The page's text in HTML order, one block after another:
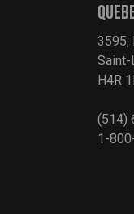
3595,
Saint-
H4R
(514)
1-